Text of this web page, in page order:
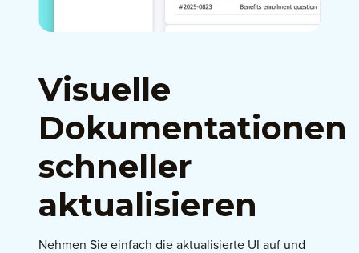
Visuelle
Dokumentationen
schneller
aktualisieren
Nehmen Sie einfach die aktualisierte UI auf und